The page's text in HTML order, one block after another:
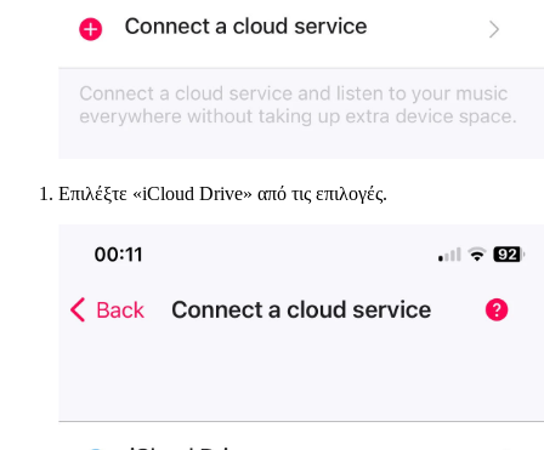
Επιλέξτε «iCloud Drive» από τις επιλογές.